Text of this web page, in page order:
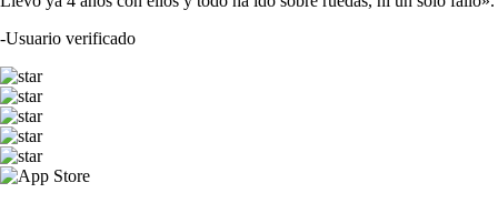
-Usuario verificado